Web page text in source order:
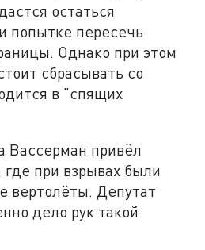
остаться
попытке пересечь
Однако при этом
сбрасывать со
в "спящих
Вассерман привёл
где при взрывах были
вертолёты. Депутат
дело рук такой